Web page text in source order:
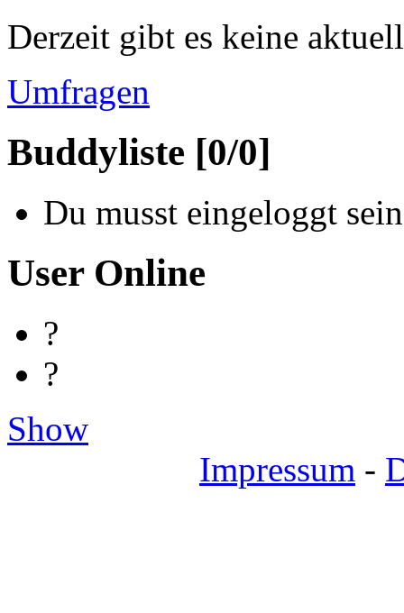
Derzeit gibt es keine
Umfragen
Buddyliste [0/0]
Du musst eingeloggt
User Online
?
?
Show
Impressum -